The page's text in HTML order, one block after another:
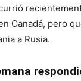
Canadá, pero
a Rusia.